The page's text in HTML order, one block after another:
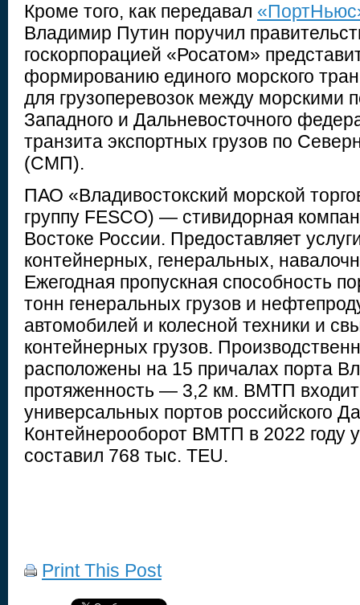
Кроме того, как передавал
Владимир Путин поручил
госкорпорацией «Росатом»
формированию единого морского
для грузоперевозок между морскими
Западного и Дальневосточного
транзита экспортных грузов по
(СМП).
ПАО «Владивостокский морской
группу FESCO) — стивидорная
Востоке России. Предоставляет
контейнерных, генеральных,
Ежегодная пропускная способность
тонн генеральных грузов и
автомобилей и колесной техники и
контейнерных грузов.
расположены на 15 причалах порта
протяженность — 3,2 км. ВМТП
универсальных портов российского
Контейнерооборот ВМТП в 2022 году
составил 768 тыс. TEU.
Print This Post